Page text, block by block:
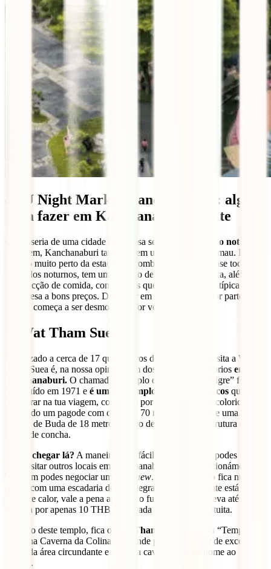
4. JJ Night Market Kanchanaburi: algo
para fazer em Kanchanaburi à noite
O que seria de uma cidade tailandesa sem o seu
mercado noturno?
Pois bem, Kanchanaburi também tem um, e não é nada mau. Está
situado muito perto da estação de comboios e, como quase todos os
mercados noturnos, tem uma secção de roupa e eletrónica, além de
uma secção de comida, com bancas que servem comida típica
tailandesa a bons preços. Deves ter em conta que a maior parte das
bancas começa a ser desmontada por volta das 21:30.
5. Wat Tham Suea
Localizado a cerca de 17 quilómetros da cidade, uma visita a Wat
Tham Suea é, na nossa opinião, um dos pontos obrigatórios em
Kanchanaburi. O chamado “Templo da Caverna do Tigre” foi
construído em 1971 e é um dos templos mais fotogénicos que vais
encontrar na tua viagem, composto por vários edifícios coloridos,
incluindo um pagode com cerca de 70 metros de altura e uma
estátua de Buda de 18 metros dentro de uma grande estrutura em
forma de concha.
Como chegar lá? A maneira mais fácil é de mota, que podes usar
para visitar outros locais em Kanchanaburi que já mencionámos.
Também podes negociar um
songtaew. Como o templo fica numa
colina com uma escadaria de 157 degraus e normalmente está
bastante calor, vale a pena apanhar o funicular, que te leva até à
entrada por apenas 10 THB. A entrada no templo é gratuita.
Ao lado deste templo, fica o
Wat Tham Khao Noi,
ou “Templo da
Pequena Caverna da Colina”, de onde podes desfrutar de excelentes
vistas da área circundante e visitar a caverna que dá nome ao
templo.